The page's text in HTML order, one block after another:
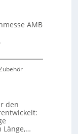
AMB
den
Länge,…